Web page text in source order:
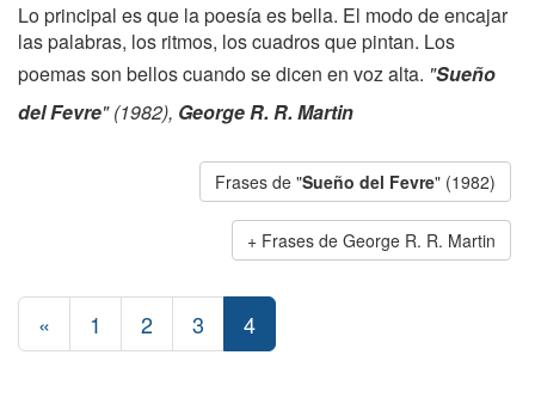
Lo principal es que la poesía es bella. El modo de encajar
las palabras, los ritmos, los cuadros que pintan. Los
poemas son bellos cuando se dicen en voz alta. "Sueño
del Fevre" (1982), George R. R. Martin
Frases de "Sueño del Fevre" (1982)
Frases de George R. R. Martin
« 1 2 3 4